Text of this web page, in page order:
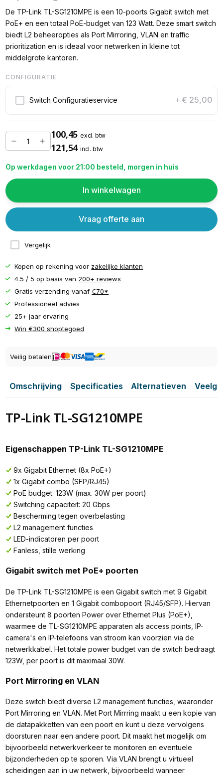
De TP-Link TL-SG1210MPE is een 10-poorts Gigabit switch met
PoE+ en een totaal PoE-budget van 123 Watt. Deze smart switch
biedt L2 beheeropties als Port Mirroring, VLAN en traffic
prioritization en is ideaal voor netwerken in kleine tot
middelgrote kantoren.
CONFIGURATIE
Switch Configuratieservice + € 25,00
100,45 excl. btw
121,54 incl. btw
Op werkdagen voor 21:00 besteld, morgen in huis
In winkelwagen
Vergelijk
Vraag offerte aan
Kopen op rekening voor zakelijke klanten
4.5 / 5 op basis van 200+ reviews
Gratis verzending vanaf€70*
Professioneel advies
25+ jaar ervaring
Win €300 shoptegoed
Veilig betalen
Omschrijving Specificaties Alternatieven
TP-Link TL-SG1210MPE
Eigenschappen TP-Link TL-SG1210MPE
9x Gigabit Ethernet (8x PoE+)
1x Gigabit combo (SFP/RJ45)
PoE budget: 123W (max. 30W per poort)
Switching capaciteit: 20 Gbps
Bescherming tegen overbelasting
L2 management functies
LED-indicatoren per poort
Fanless, stille werking
Gigabit switch met PoE+ poorten
De TP-Link TL-SG1210MPE is een Gigabit switch met 9 Gigabit
Ethernetpoorten en 1 Gigabit combopoort (RJ45/SFP). Hiervan
ondersteunt 8 poorten Power over Ethernet Plus (PoE+),
waarmee de TL-SG1210MPE apparaten als access points, IP-
camera's en IP-telefoons van stroom kan voorzien via de
netwerkkabel. Het totale power budget van de switch bedraagt
123W, per poort is dit maximaal 30W.
Port Mirroring en VLAN
Deze switch biedt diverse L2 management functies, waaronder
Port Mirroring en VLAN. Met Port Mirrring maakt u een kopie van
de datapakketten van een poort en kunt u deze vervolgens
doorsturen naar een andere poort. Dit maakt het mogelijk om
bijvoorbeeld netwerkverkeer te monitoren en eventuele
bijzonderheden op te sporen. Via VLAN brengt u virtueel
scheidingen aan in uw netwerk, bijvoorbeeld wanneer